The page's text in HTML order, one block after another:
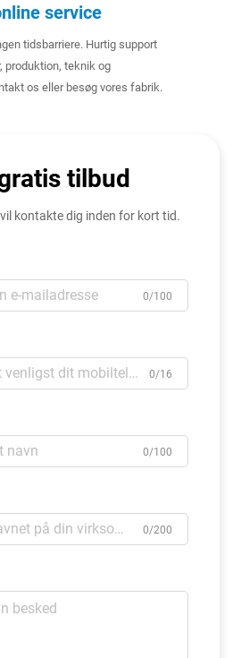
service
tidsbarriere. Hurtig support
produktion, teknik og
os eller besøg vores fabrik.
tilbud
kontakte dig inden for kort tid.
0/100
0/16
0/100
0/200